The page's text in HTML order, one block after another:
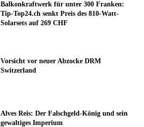
Balkonkraftwerk für unter 300 Franken:
Tip-Top24.ch senkt Preis des 810-Watt-
Solarsets auf 269 CHF
Vorsicht vor neuer Abzocke DRM
Switzerland
Alves Reis: Der Falschgeld-König und sein
gewaltiges Imperium